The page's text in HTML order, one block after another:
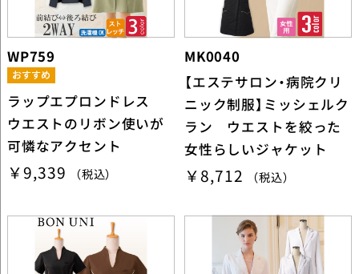
WP759
ラップエプロンドレス
ウエストのリボン使いが
可憐なアクセント
￥9,339 （税込）
MK0040
【エステサロン・病院クリ
ニック制服】ミッシェルク
ラン ウエストを絞った
女性らしいジャケット
￥8,712 （税込）